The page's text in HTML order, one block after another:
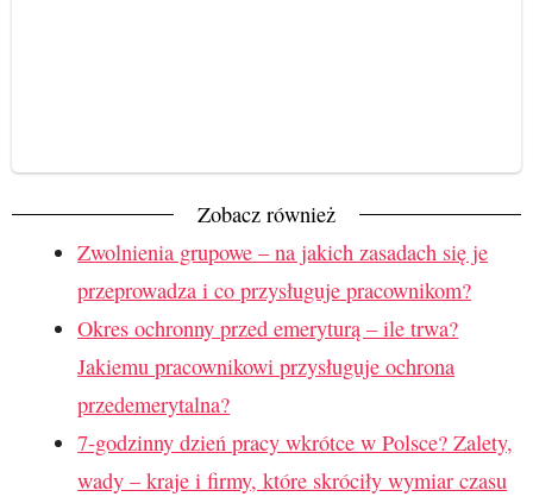
Zobacz również
Zwolnienia grupowe – na jakich zasadach się je
przeprowadza i co przysługuje pracownikom?
Okres ochronny przed emeryturą – ile trwa?
Jakiemu pracownikowi przysługuje ochrona
przedemerytalna?
7-godzinny dzień pracy wkrótce w Polsce? Zalety,
wady – kraje i firmy, które skróciły wymiar czasu